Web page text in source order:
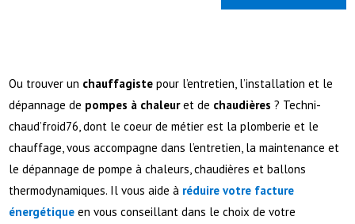
Ou trouver un chauffagiste pour l’entretien, l’installation et le
dépannage de pompes à chaleuret de chaudières ? Techni-
chaud’froid76, dont le coeur de métier est la plomberie et le
chauffage, vous accompagne dans l’entretien, la maintenance et
le dépannage de pompe à chaleurs, chaudières et ballons
thermodynamiques. Il vous aide à réduire votre facture
énergétique en vous conseillant dans le choix de votre